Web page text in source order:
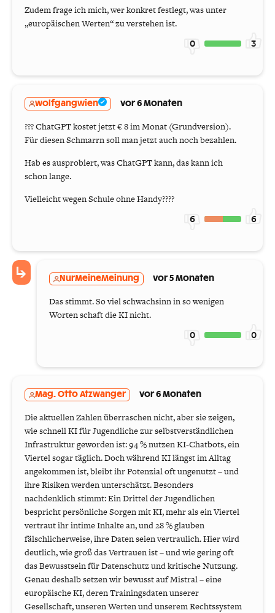
Zudem frage ich mich, wer konkret festlegt, was unter
„europäischen Werten“ zu verstehen ist.
0 3
wolfgangwien vor 6 Monaten
??? ChatGPT kostet jetzt € 8 im Monat (Grundversion).
Für diesen Schmarrn soll man jetzt auch noch bezahlen.
Hab es ausprobiert, was ChatGPT kann, das kann ich
schon lange.
Vielleicht wegen Schule ohne Handy????
6 6
NurMeineMeinung vor 5 Monaten
Das stimmt. So viel schwachsinn in so wenigen
Worten schaft die KI nicht.
0 0
Mag. Otto Atzwanger vor 6 Monaten
Die aktuellen Zahlen überraschen nicht, aber sie zeigen,
wie schnell KI für Jugendliche zur selbstverständlichen
Infrastruktur geworden ist: 94 % nutzen KI-Chatbots, ein
Viertel sogar täglich. Doch während KI längst im Alltag
angekommen ist, bleibt ihr Potenzial oft ungenutzt – und
ihre Risiken werden unterschätzt. Besonders
nachdenklich stimmt: Ein Drittel der Jugendlichen
bespricht persönliche Sorgen mit KI, mehr als ein Viertel
vertraut ihr intime Inhalte an, und 28 % glauben
fälschlicherweise, ihre Daten seien vertraulich. Hier wird
deutlich, wie groß das Vertrauen ist – und wie gering oft
das Bewusstsein für Datenschutz und kritische Nutzung.
Genau deshalb setzen wir bewusst auf Mistral – eine
europäische KI, deren Trainingsdaten unserer
Gesellschaft, unseren Werten und unserem Rechtssystem